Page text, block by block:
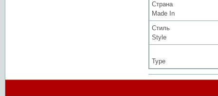
Страна
Made In
Стиль
Style
Type